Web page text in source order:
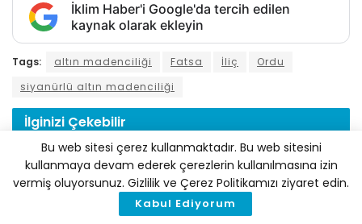
İklim Haber'i Google'da tercih edilen
kaynak olarak ekleyin
Tags: altın madenciliği Fatsa İliç
Ordu
siyanürlü altın madenciliği
İlginizi Çekebilir
Bu web sitesi çerez kullanmaktadır. Bu web sitesini
kullanmaya devam ederek çerezlerin kullanılmasına izin
vermiş oluyorsunuz. Gizlilik ve Çerez Politikamızı ziyaret edin.
Kabul Ediyorum